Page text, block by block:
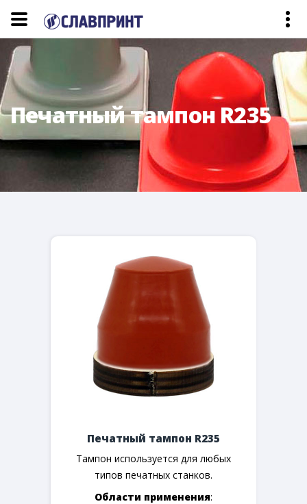
Печатный тампон R235
Печатный тампон R235
Тампон используется для любых
типов печатных станков.
Области применения: